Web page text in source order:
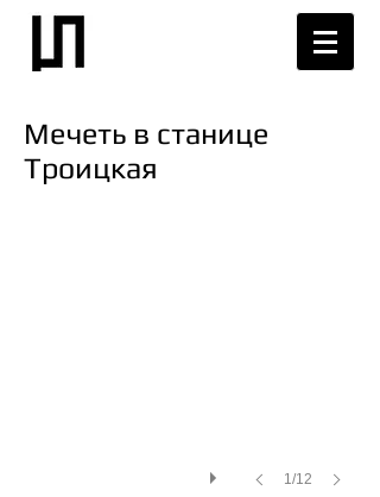
Мечеть в станице
Троицкая
1/12